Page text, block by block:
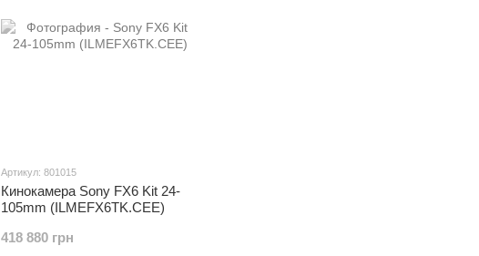
Артикул: 801015
Кинокамера Sony FX6 Kit 24-
105mm (ILMEFX6TK.CEE)
418 880 грн